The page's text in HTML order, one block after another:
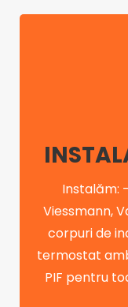
Instalăm:
Viessmann,
corpuri de
termostat
PIF pentru